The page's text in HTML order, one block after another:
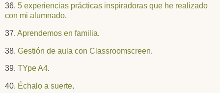
36. 5 experiencias prácticas inspiradoras que he realizado
con mi alumnado.
37. Aprendemos en familia.
38. Gestión de aula con Classroomscreen.
39. TYpe A4.
40. Échalo a suerte.